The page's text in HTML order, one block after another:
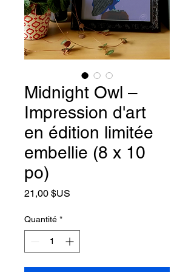
Midnight Owl –
Impression d'art
en édition limitée
embellie (8 x 10
po)
21,00 $US
Quantité *